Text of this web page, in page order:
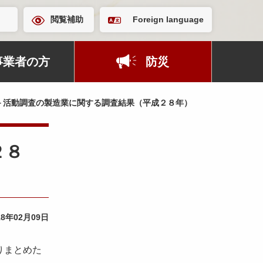
閲覧補助 Foreign language
業者の方 防災
動調査の製造業に関する調査結果（平成２８年）
年02月09日
まとめた